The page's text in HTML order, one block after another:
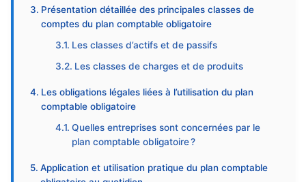
Présentation détaillée des principales classes de
comptes du plan comptable obligatoire
Les classes d’actifs et de passifs
Les classes de charges et de produits
Les obligations légales liées à l’utilisation du plan
comptable obligatoire
Quelles entreprises sont concernées par le
plan comptable obligatoire ?
Application et utilisation pratique du plan comptable